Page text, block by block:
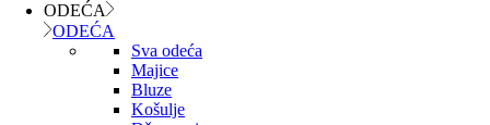
ODEĆA
ODEĆA
Sva odeća
Majice
Bluze
Košulje